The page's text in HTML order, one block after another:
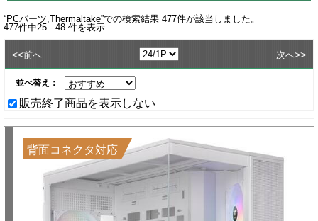
“PCパーツ,Thermaltake”での検索結果 477件が該当しました。
477件中25 - 48 件を表示
<<前へ 次へ>>
並べ替え：
販売終了商品を表示しない
背面コネクタ対応